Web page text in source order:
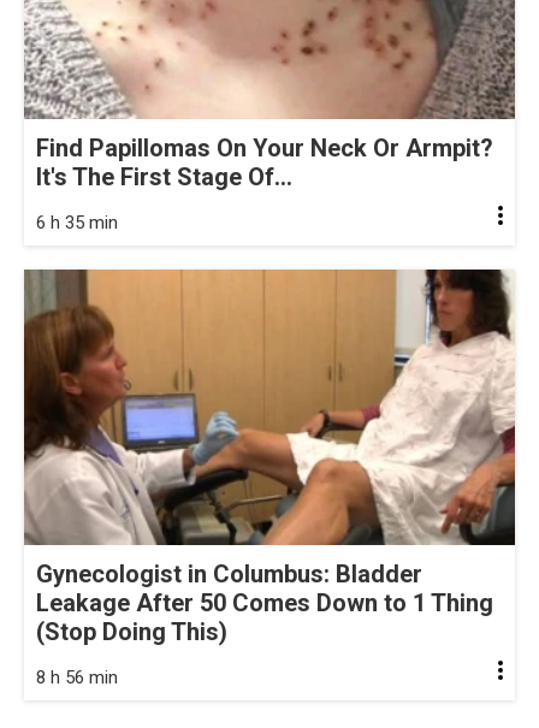
Find Papillomas On Your Neck Or Armpit?
It's The First Stage Of...
6 h 35 min
Gynecologist in Columbus: Bladder
Leakage After 50 Comes Down to 1 Thing
(Stop Doing This)
8 h 56 min